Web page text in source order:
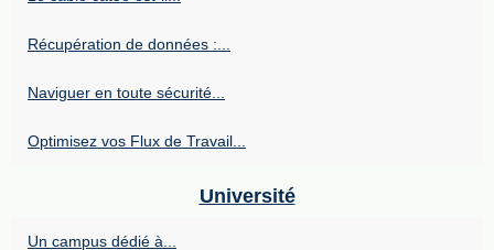
Récupération de données :...
Naviguer en toute sécurité...
Optimisez vos Flux de Travail...
Université
Un campus dédié à...